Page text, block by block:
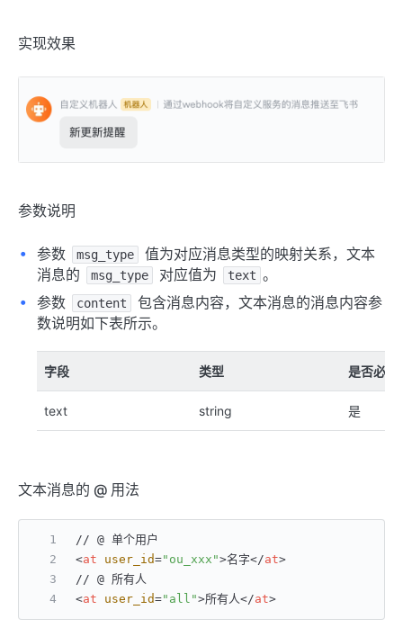
实现效果
参数说明
参数 msg_type
值为对应消息类型的映射关系，文本
消息的
msg_type 对应值为 text 。
参数
content
包含消息内容，文本消息的消息内容参
数说明如下表所示。
字段 类型 是否必填
text string 是
文本消息的 @ 用法
// @ 单个用户
<at user_id="ou_xxx">名字</at>
// @ 所有人
<at user_id="all">所有人</at>